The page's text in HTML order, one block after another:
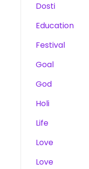
Dosti
Education
Festival
Goal
God
Holi
Life
Love
Love